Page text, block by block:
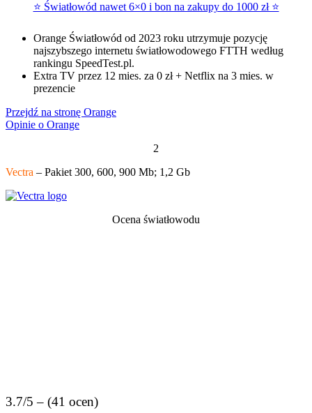
⭐ Światłowód nawet 6×0 i bon na zakupy do 1000 zł ⭐
Orange Światłowód od 2023 roku utrzymuje pozycję
najszybszego internetu światłowodowego FTTH według
rankingu SpeedTest.pl.
Extra TV przez 12 mies. za 0 zł + Netflix na 3 mies. w
prezencie
Przejdź na stronę Orange
Opinie o Orange
2
Vectra – Pakiet 300, 600, 900 Mb; 1,2 Gb
Ocena światłowodu
3.7/5 – (41 ocen)